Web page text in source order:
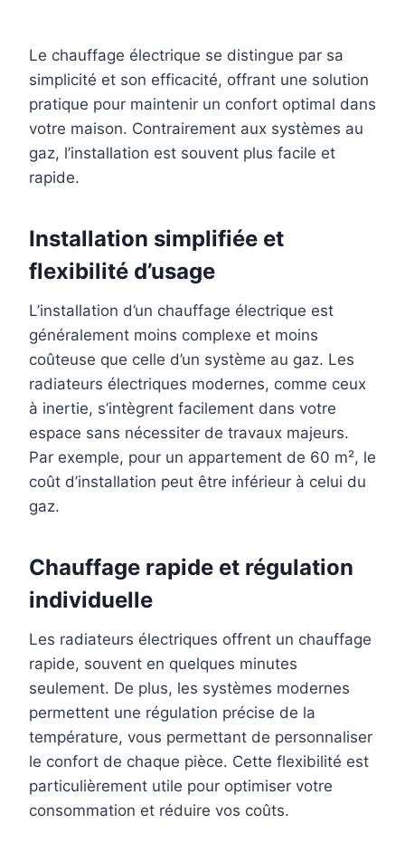
Le chauffage électrique se distingue par sa
simplicité et son efficacité, offrant une solution
pratique pour maintenir un confort optimal dans
votre maison. Contrairement aux systèmes au
gaz, l’installation est souvent plus facile et
rapide.
Installation simplifiée et
flexibilité d’usage
L’installation d’un chauffage électrique est
généralement moins complexe et moins
coûteuse que celle d’un système au gaz. Les
radiateurs électriques modernes, comme ceux
à inertie, s’intègrent facilement dans votre
espace sans nécessiter de travaux majeurs.
Par exemple, pour un appartement de 60 m², le
coût d’installation peut être inférieur à celui du
gaz.
Chauffage rapide et régulation
individuelle
Les radiateurs électriques offrent un chauffage
rapide, souvent en quelques minutes
seulement. De plus, les systèmes modernes
permettent une régulation précise de la
température, vous permettant de personnaliser
le confort de chaque pièce. Cette flexibilité est
particulièrement utile pour optimiser votre
consommation et réduire vos coûts.